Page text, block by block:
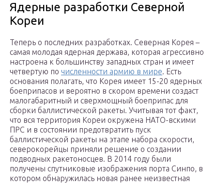
Ядерные разработки Северной
Кореи
Теперь о последних разработках. Северная Корея –
самая молодая ядерная держава, которая агрессивно
настроена к большинству западных стран и имеет
четвертую по численности армию в мире. Есть
основания полагать, что Корея имеет 15-20 ядерных
боеприпасов и вероятно в скором времени создаст
малогабаритный и сверхмощный боеприпас для
сборки баллистической ракеты. Учитывая тот факт,
что вся территория Кореи окружена НАТО-вскими
ПРС и в состоянии предотвратить пуск
баллистической ракеты на этапе набора скорости,
северокорейцы приняли решение о создании
подводных ракетоносцев. В 2014 году были
получены спутниковые изображения порта Синпо, в
котором обнаружилась новая ранее неизвестная